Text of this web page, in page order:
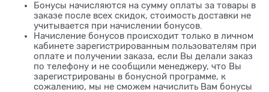
Бонусы начисляются на сумму оплаты за товары в
заказе после всех скидок, стоимость доставки не
учитывается при начислении бонусов.
Начисление бонусов происходит только в личном
кабинете зарегистрированным пользователям при
оплате и получении заказа, если Вы делали заказ
по телефону и не сообщили менеджеру, что Вы
зарегистрированы в бонусной программе, к
сожалению, мы не сможем начислить Вам бонусы